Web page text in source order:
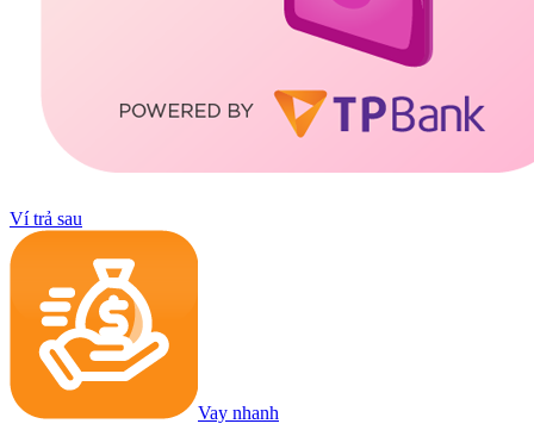
Ví trả sau
Vay nhanh